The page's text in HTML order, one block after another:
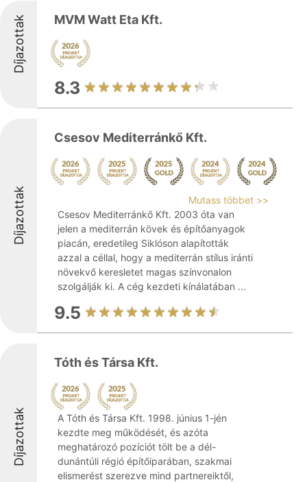
Díjazottak MVM Watt Eta Kft.
8.3
Díjazottak
Csesov Mediterránkő Kft.
Mutass többet >>
Csesov Mediterránkő Kft. 2003 óta van
jelen a mediterrán kövek és építőanyagok
piacán, eredetileg Siklóson alapították
azzal a céllal, hogy a mediterrán stílus iránti
növekvő keresletet magas színvonalon
szolgálják ki. A cég kezdeti kínálatában ...
9.5
Díjazottak
Tóth és Társa Kft.
A Tóth és Társa Kft. 1998. június 1-jén
kezdte meg működését, és azóta
meghatározó pozíciót tölt be a dél-
dunántúli régió építőiparában, szakmai
elismerést szerezve mind partnereiktől,